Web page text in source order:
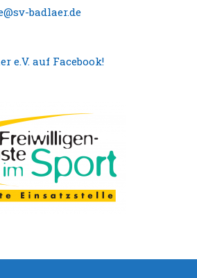
badlaer.de
e.V. auf Facebook!